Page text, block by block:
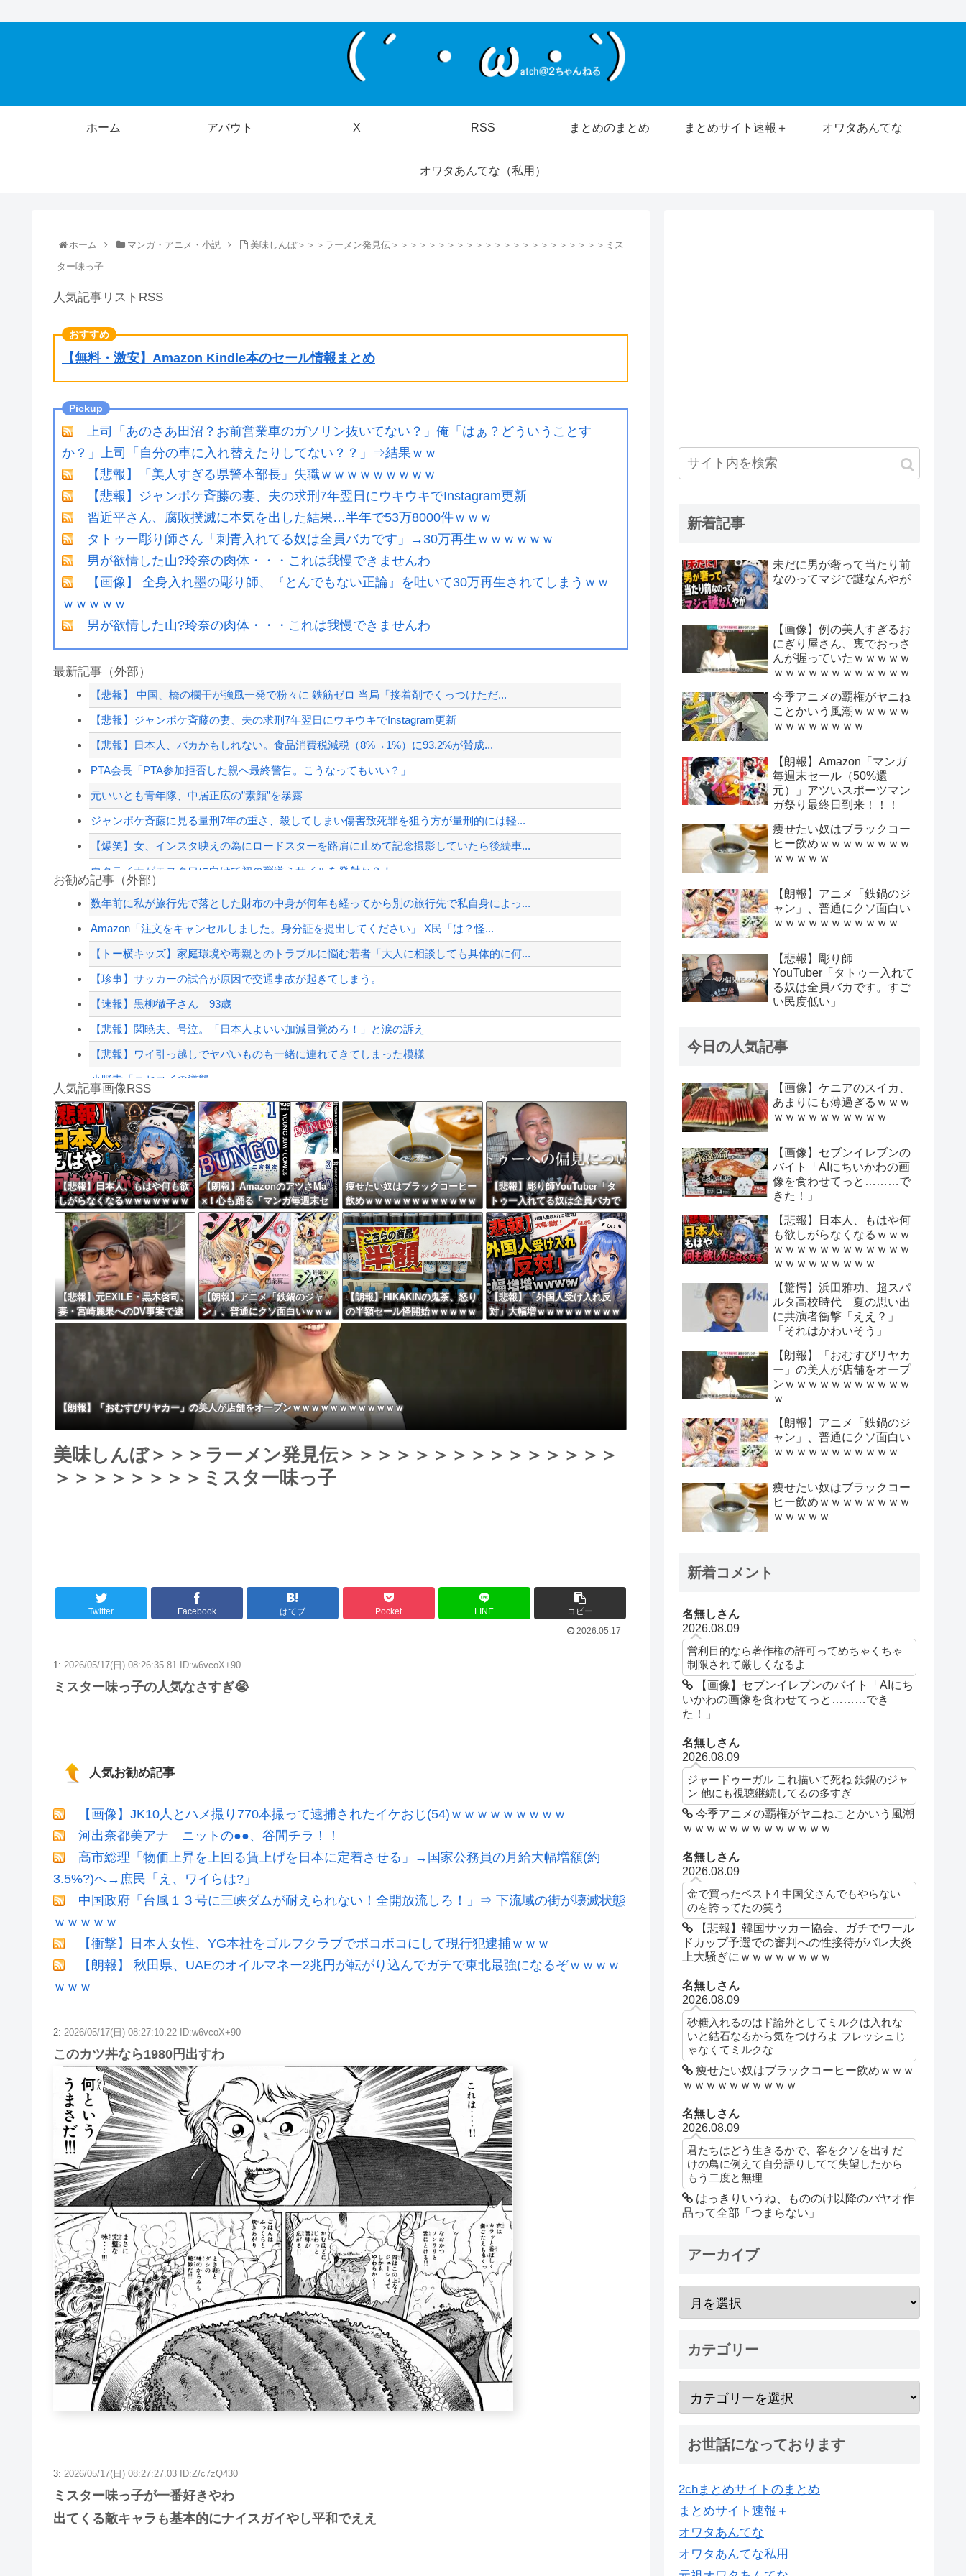
ホーム アバウト X RSS まとめのまとめ まとめサイト速報＋ オワタあんてな
オワタあんてな（私用）
ホーム マンガ・アニメ・小説
美味しんぼ＞＞＞ラーメン発見伝＞＞＞＞＞＞＞＞＞＞＞＞＞＞＞＞＞＞＞＞＞＞＞ミス
ター味っ子
人気記事リストRSS
【無料・激安】Amazon Kindle本のセール情報まとめ
上司「あのさあ田沼？お前営業車のガソリン抜いてない？」俺「はぁ？どういうことす
か？」上司「自分の車に入れ替えたりしてない？？」⇒結果ｗｗ
【悲報】「美人すぎる県警本部長」失職ｗｗｗｗｗｗｗｗｗ
【悲報】ジャンポケ斉藤の妻、夫の求刑7年翌日にウキウキでInstagram更新
習近平さん、腐敗撲滅に本気を出した結果…半年で53万8000件ｗｗｗ
タトゥー彫り師さん「刺青入れてる奴は全員バカです」→30万再生ｗｗｗｗｗｗ
男が欲情した山?玲奈の肉体・・・これは我慢できませんわ
【画像】 全身入れ墨の彫り師、『とんでもない正論』を吐いて30万再生されてしまうｗｗ
ｗｗｗｗｗ
男が欲情した山?玲奈の肉体・・・これは我慢できませんわ
最新記事（外部）
【悲報】 中国、橋の欄干が強風一発で粉々に 鉄筋ゼロ 当局「接着剤でくっつけただ...
【悲報】ジャンポケ斉藤の妻、夫の求刑7年翌日にウキウキでInstagram更新
【悲報】日本人、バカかもしれない。食品消費税減税（8%→1%）に93.2%が賛成...
PTA会長「PTA参加拒否した親へ最終警告。こうなってもいい？」
元いいとも青年隊、中居正広の”素顔”を暴露
ジャンポケ斉藤に見る量刑7年の重さ、殺してしまい傷害致死罪を狙う方が量刑的には軽...
【爆笑】女、インスタ映えの為にロードスターを路肩に止めて記念撮影していたら後続車...
ウクライナがモスクワに向けて初の弾道ミサイルを発射か？！
【悲報】イギリスさん、国民食を子どもに食わせるのを諦めるｗｗｗｗｗｗｗ
高市首相、公用車を3000万円超の新型センチュリーSUVに変更ｗｗｗｗｗｗｗ
中国、三峡ダムが全開放流。長江流域で深刻な洪水被害
【悲報】経済大国の日本、世界に売るものがなさすぎて史上初めて韓国台湾に輸出額抜か...
【配信者】「金バエ」のSNS更新が1週間途絶え、様々な憶測が飛び交う。1週間ぶり...
【緊急速報】NYで警官が黒人男性の首を絞め、暴動第二波不可避へ
Powered by livedoor 相互RSS
お勧め記事（外部）
数年前に私が旅行先で落とした財布の中身が何年も経ってから別の旅行先で私自身によっ...
Amazon「注文をキャンセルしました。身分証を提出してください」 X民「は？怪...
【トー横キッズ】家庭環境や毒親とのトラブルに悩む若者「大人に相談しても具体的に何...
【珍事】サッカーの試合が原因で交通事故が起きてしまう。
【速報】黒柳徹子さん 93歳
【悲報】関暁夫、号泣。「日本人よいい加減目覚めろ！」と涙の訴え
【悲報】ワイ引っ越しでヤバいものも一緒に連れてきてしまった模様
小野寺「ニセコイの逆襲」
【シンデレラガールズ】百鬼夜行をテーマとしたPOP UP SHOPが東京・大阪に...
【言うて人手不足だし？】未経験から「エンジニア」になるという選択‥‥
8/4のニュース
日本旅行キャンセルすべきか…1万年ぶり史上最大級の火山の兆し＝韓国の反応
更新中止のお知らせ
海外「おめでとうタキ！」リヴァプール南野がバースデーゴール！！
Powered by livedoor 相互RSS
人気記事画像RSS
【悲報】日本人、もはや何も欲
しがらなくなるｗｗｗｗｗｗｗ
ｗｗｗｗｗｗｗｗｗｗｗｗｗｗ
ｗｗｗ
【朗報】AmazonのアツさMa
x！心も踊る「マンガ毎週末セ
ール（50%還元）」2日目襲
来！
痩せたい奴はブラックコーヒー
飲めｗｗｗｗｗｗｗｗｗｗｗｗ
ｗ
【悲報】彫り師YouTuber「タ
トゥー入れてる奴は全員バカで
す。すごい民度低い」
【悲報】元EXILE・黒木啓司、
妻・宮崎麗果へのDV事案で逮
捕されていた！宮崎は全身打
【朗報】アニメ「鉄鍋のジャ
ン」、普通にクソ面白いｗｗｗ
ｗｗｗｗｗｗｗｗ
【朗報】HIKAKINの鬼茶、怒り
の半額セール怪開始ｗｗｗｗｗ
ｗｗｗｗｗｗｗｗｗ
【悲報】「外国人受け入れ反
対」大幅増ｗｗｗｗｗｗｗｗｗ
ｗｗｗｗｗｗｗｗｗ
【朗報】「おむすびリヤカー」の美人が店舗をオープンｗｗｗｗｗｗｗｗｗｗｗｗ
美味しんぼ＞＞＞ラーメン発見伝＞＞＞＞＞＞＞＞＞＞＞＞＞＞＞
＞＞＞＞＞＞＞＞ミスター味っ子
Twitter Facebook はてブ Pocket LINE
コピー
2026.05.17
1: 2026/05/17(日) 08:26:35.81 ID:w6vcoX+90
ミスター味っ子の人気なさすぎ😭
人気お勧め記事
【画像】JK10人とハメ撮り770本撮って逮捕されたイケおじ(54)ｗｗｗｗｗｗｗｗｗ
河出奈都美アナ ニットの●●、谷間チラ！！
高市総理「物価上昇を上回る賃上げを日本に定着させる」→国家公務員の月給大幅増額(約
3.5%?)へ→庶民「え、ワイらは?」
中国政府「台風１３号に三峡ダムが耐えられない！全開放流しろ！」⇒ 下流域の街が壊滅状態
ｗｗｗｗｗ
【衝撃】日本人女性、YG本社をゴルフクラブでボコボコにして現行犯逮捕ｗｗｗ
【朗報】 秋田県、UAEのオイルマネー2兆円が転がり込んでガチで東北最強になるぞｗｗｗｗ
ｗｗｗ
2: 2026/05/17(日) 08:27:10.22 ID:w6vcoX+90
このカツ丼なら1980円出すわ
3: 2026/05/17(日) 08:27:27.03 ID:Z/c7zQ430
ミスター味っ子が一番好きやわ
出てくる敵キャラも基本的にナイスガイやし平和でええ
新着記事
未だに男が奢って当たり前
なのってマジで謎なんやが
【画像】例の美人すぎるお
にぎり屋さん、裏でおっさ
んが握っていたｗｗｗｗｗ
ｗｗｗｗｗｗｗｗｗｗｗｗ
今季アニメの覇権がヤニね
ことかいう風潮ｗｗｗｗｗ
ｗｗｗｗｗｗｗｗ
【朗報】Amazon「マンガ
毎週末セール（50%還
元）」アツいスポーツマン
ガ祭り最終日到来！！！
痩せたい奴はブラックコー
ヒー飲めｗｗｗｗｗｗｗｗ
ｗｗｗｗｗ
【朗報】アニメ「鉄鍋のジ
ャン」、普通にクソ面白い
ｗｗｗｗｗｗｗｗｗｗｗ
【悲報】彫り師
YouTuber「タトゥー入れて
る奴は全員バカです。すご
い民度低い」
今日の人気記事
【画像】ケニアのスイカ、
あまりにも薄過ぎるｗｗｗ
ｗｗｗｗｗｗｗｗｗｗ
【画像】セブンイレブンの
バイト「AIにちいかわの画
像を食わせてっと………で
きた！」
【悲報】日本人、もはや何
も欲しがらなくなるｗｗｗ
ｗｗｗｗｗｗｗｗｗｗｗｗ
ｗｗｗｗｗｗｗｗｗ
【驚愕】浜田雅功、超スパ
ルタ高校時代 夏の思い出
に共演者衝撃「ええ？」
「それはかわいそう」
【朗報】「おむすびリヤカ
ー」の美人が店舗をオープ
ンｗｗｗｗｗｗｗｗｗｗｗ
ｗ
【朗報】アニメ「鉄鍋のジ
ャン」、普通にクソ面白い
ｗｗｗｗｗｗｗｗｗｗｗ
痩せたい奴はブラックコー
ヒー飲めｗｗｗｗｗｗｗｗ
ｗｗｗｗｗ
新着コメント
名無しさん
2026.08.09
営利目的なら著作権の許可ってめちゃくちゃ
制限されて厳しくなるよ
【画像】セブンイレブンのバイト「AIにち
いかわの画像を食わせてっと………でき
た！」
名無しさん
2026.08.09
ジャードゥーガル これ描いて死ね 鉄鍋のジャ
ン 他にも視聴継続してるの多すぎ
今季アニメの覇権がヤニねことかいう風潮
ｗｗｗｗｗｗｗｗｗｗｗｗｗ
名無しさん
2026.08.09
金で買ったベスト4 中国父さんでもやらない
のを誇ってたの笑う
【悲報】韓国サッカー協会、ガチでワール
ドカップ予選での審判への性接待がバレ大炎
上大騒ぎにｗｗｗｗｗｗｗｗ
名無しさん
2026.08.09
砂糖入れるのはド論外としてミルクは入れな
いと結石なるから気をつけろよ フレッシュじ
ゃなくてミルクな
痩せたい奴はブラックコーヒー飲めｗｗｗ
ｗｗｗｗｗｗｗｗｗｗ
名無しさん
2026.08.09
君たちはどう生きるかで、客をクソを出すだ
けの鳥に例えて自分語りしてて失望したから
もう二度と無理
はっきりいうね、もののけ以降のパヤオ作
品って全部「つまらない」
アーカイブ
カテゴリー
お世話になっております
2chまとめサイトのまとめ
まとめサイト速報＋
オワタあんてな
オワタあんてな私用